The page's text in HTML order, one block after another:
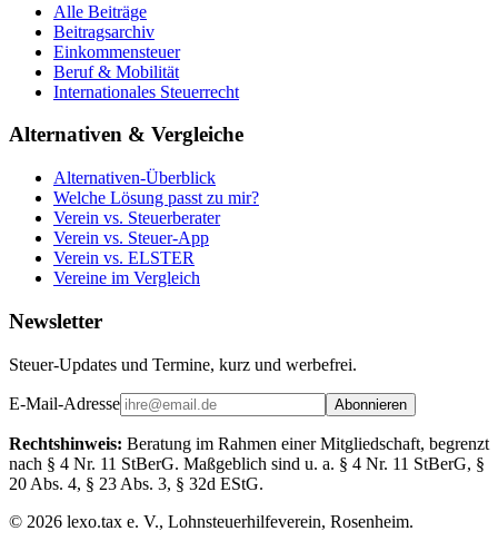
Alle Beiträge
Beitragsarchiv
Einkommensteuer
Beruf & Mobilität
Internationales Steuerrecht
Alternativen & Vergleiche
Alternativen-Überblick
Welche Lösung passt zu mir?
Verein vs. Steuerberater
Verein vs. Steuer-App
Verein vs. ELSTER
Vereine im Vergleich
Newsletter
Steuer-Updates und Termine, kurz und werbefrei.
E-Mail-Adresse Abonnieren
Rechtshinweis: Beratung im Rahmen einer Mitgliedschaft, begrenzt
nach § 4 Nr. 11 StBerG. Maßgeblich sind u. a. § 4 Nr. 11 StBerG, §
20 Abs. 4, § 23 Abs. 3, § 32d EStG.
© 2026 lexo.tax e. V., Lohnsteuerhilfeverein, Rosenheim.